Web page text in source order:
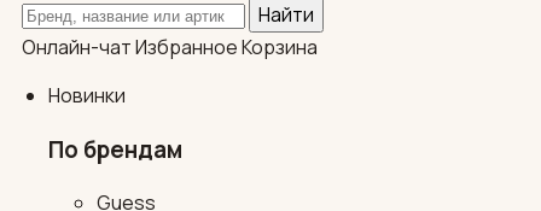
Поиск по каталогу
Найти
Онлайн-чатИзбранноеКорзина
Новинки
По брендам
Guess